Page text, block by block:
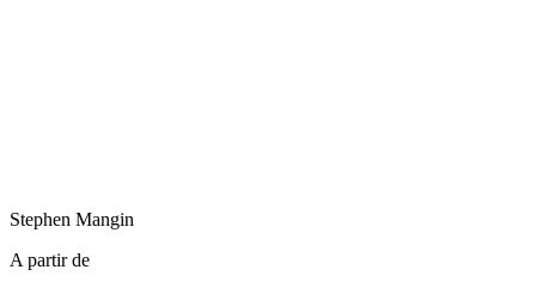
Stephen Mangin
A partir de